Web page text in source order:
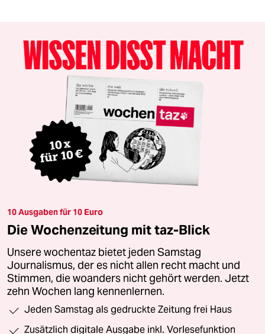
10 Ausgaben für 10 Euro
Die Wochenzeitung mit taz-Blick
Unsere wochentaz bietet jeden Samstag
Journalismus, der es nicht allen recht macht und
Stimmen, die woanders nicht gehört werden. Jetzt
zehn Wochen lang kennenlernen.
Jeden Samstag als gedruckte Zeitung frei Haus
Zusätzlich digitale Ausgabe inkl. Vorlesefunktion